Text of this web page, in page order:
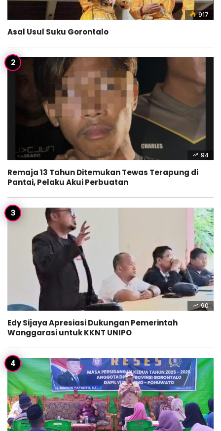
917
Asal Usul Suku Gorontalo
94
Remaja 13 Tahun Ditemukan Tewas Terapung di
Pantai, Pelaku Akui Perbuatan
90
Edy Sijaya Apresiasi Dukungan Pemerintah
Wanggarasi untuk KKNT UNIPO